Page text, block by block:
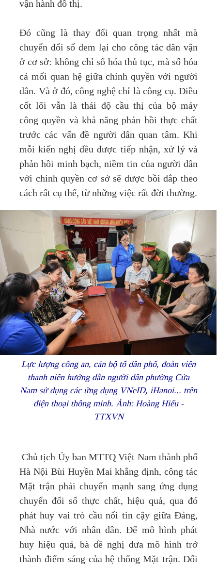
vận hành đô thị.
Đó cũng là thay đổi quan trọng nhất mà
chuyển đổi số đem lại cho công tác dân vận
ở cơ sở: không chỉ số hóa thủ tục, mà số hóa
cả mối quan hệ giữa chính quyền với người
dân. Và ở đó, công nghệ chỉ là công cụ. Điều
cốt lõi vẫn là thái độ cầu thị của bộ máy
công quyền và khả năng phản hồi thực chất
trước các vấn đề người dân quan tâm. Khi
mỗi kiến nghị đều được tiếp nhận, xử lý và
phản hồi minh bạch, niềm tin của người dân
với chính quyền cơ sở sẽ được bồi đắp theo
cách rất cụ thể, từ những việc rất đời thường.
Lực lượng công an, cán bộ tổ dân phố, đoàn viên
thanh niên hướng dẫn người dân phường Cửa
Nam sử dụng các ứng dụng VNeID, iHanoi... trên
điện thoại thông minh. Ảnh: Hoàng Hiếu -
TTXVN
Chủ tịch Ủy ban MTTQ Việt Nam thành phố
Hà Nội Bùi Huyền Mai khẳng định, công tác
Mặt trận phải chuyển mạnh sang ứng dụng
chuyển đổi số thực chất, hiệu quả, qua đó
phát huy vai trò cầu nối tin cậy giữa Đảng,
Nhà nước với nhân dân. Để mô hình phát
huy hiệu quả, bà đề nghị đưa mô hình trở
thành điểm sáng của hệ thống Mặt trận. Đối